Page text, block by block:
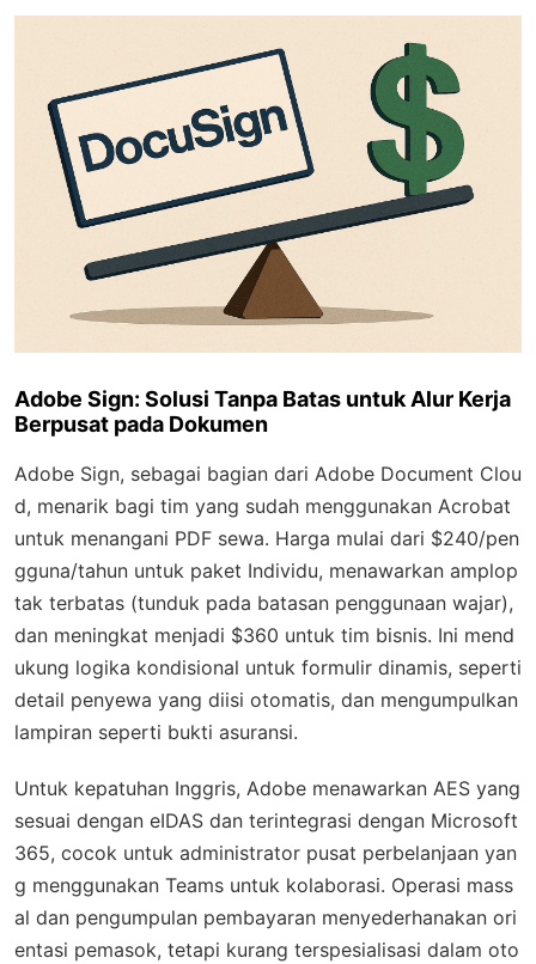
Adobe Sign: Solusi Tanpa Batas untuk Alur Kerja
Berpusat pada Dokumen
Adobe Sign, sebagai bagian dari Adobe Document Clou
d, menarik bagi tim yang sudah menggunakan Acrobat
untuk menangani PDF sewa. Harga mulai dari $240/pen
gguna/tahun untuk paket Individu, menawarkan amplop
tak terbatas (tunduk pada batasan penggunaan wajar),
dan meningkat menjadi $360 untuk tim bisnis. Ini mend
ukung logika kondisional untuk formulir dinamis, seperti
detail penyewa yang diisi otomatis, dan mengumpulkan
lampiran seperti bukti asuransi.
Untuk kepatuhan Inggris, Adobe menawarkan AES yang
sesuai dengan eIDAS dan terintegrasi dengan Microsoft
365, cocok untuk administrator pusat perbelanjaan yan
g menggunakan Teams untuk kolaborasi. Operasi mass
al dan pengumpulan pembayaran menyederhanakan ori
entasi pemasok, tetapi kurang terspesialisasi dalam oto